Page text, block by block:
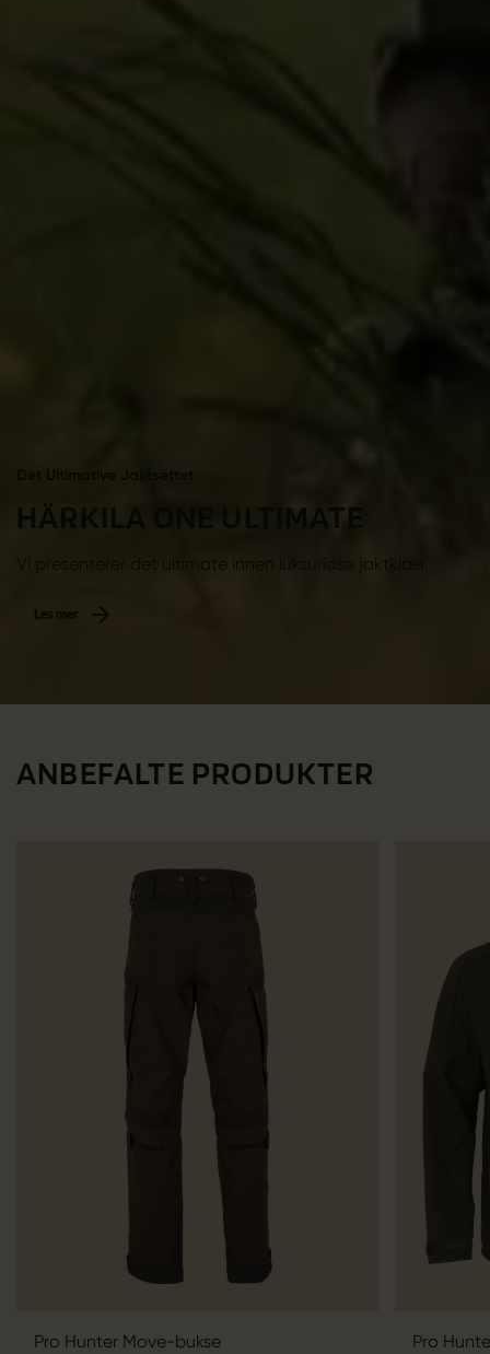
HÄRKILA ONE ULTIMATE
Vi presenterer det ultimate innen luksuriøse jaktklær.
Les mer
ANBEFALTE PRODUKTER
Pro Hunter Move-bukse Pro